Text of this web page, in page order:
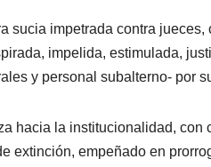
sucia impetrada contra
impelida, estimulada,
y personal subalterno- por
hacia la institucionalidad, con
extinción, empeñado en